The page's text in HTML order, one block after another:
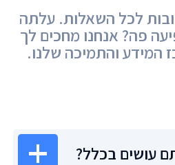
עושים בכלל?
לכל השאלות. עלתה
פה? אנחנו מחכים לך
המידע והתמיכה שלנו.